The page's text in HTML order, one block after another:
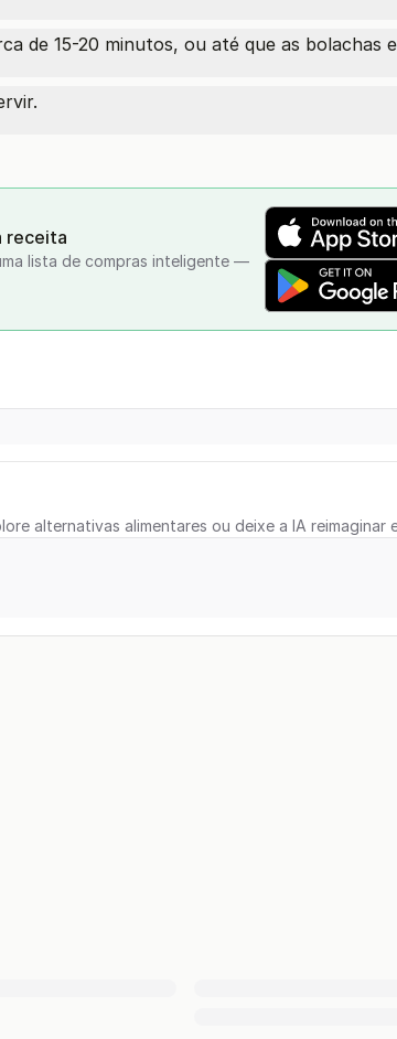
de 15-20 minutos, ou até que as bolachas
receita
lista de compras inteligente —
alternativas alimentares ou deixe a IA reimaginar